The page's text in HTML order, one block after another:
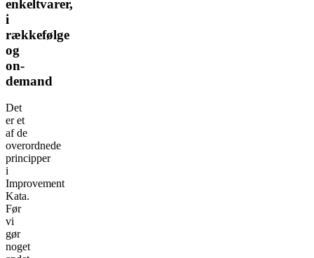
enkeltvarer,
i
rækkefølge
og
on-
demand
Det
er et
af de
overordnede
principper
i
Improvement
Kata.
Før
vi
gør
noget